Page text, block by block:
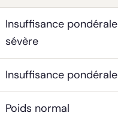
Insuffisance pondérale
sévère
Insuffisance pondérale
Poids normal